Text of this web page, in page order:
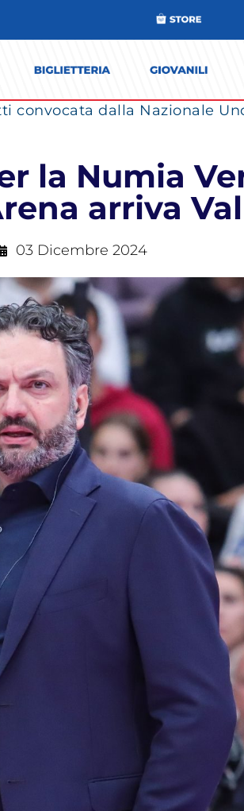
convocata dalla Nazionale
la Numia
arriva
03 Dicembre 2024